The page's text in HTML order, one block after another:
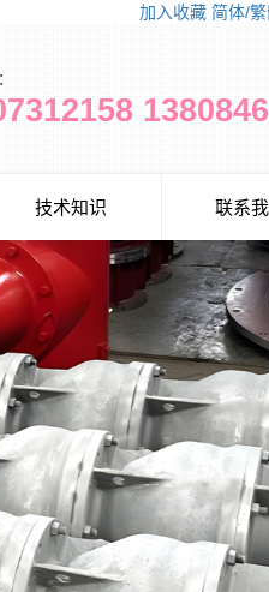
加入收藏 简体/
技术知识 联系